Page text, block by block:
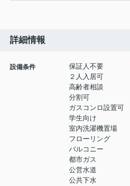
詳細情報
設備条件
保証人不要
２人入居可
高齢者相談
分割可
ガスコンロ設置可
学生向け
室内洗濯機置場
フローリング
バルコニー
都市ガス
公営水道
公共下水